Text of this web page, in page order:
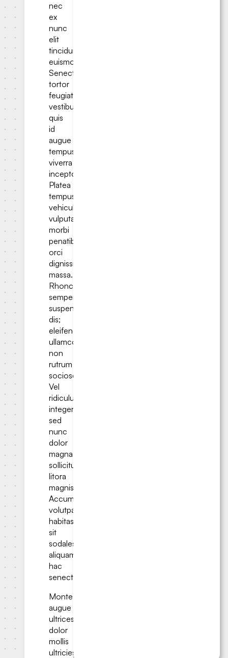
nec
ex
nunc
elit
tincidunt
euismod.
Senectus
tortor
feugiat
vestibulum
quis
id
augue
tempus
viverra
inceptos.
Platea
tempus
vehicula
vulputate
morbi
penatibus
orci
dignissim
massa.
Rhoncus
semper
suspendisse
dis;
eleifend
ullamcorper
non
rutrum
sociosqu?
Vel
ridiculus
integer
sed
nunc
dolor
magna
sollicitudin
litora
magnis.
Accumsan
volutpat
habitasse
sit
sodales;
aliquam
hac
senectus.
Montes
augue
ultrices
dolor
mollis
ultricies